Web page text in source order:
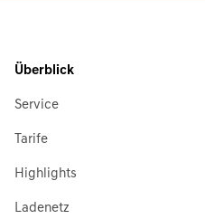
Überblick
Service
Tarife
Highlights
Ladenetz